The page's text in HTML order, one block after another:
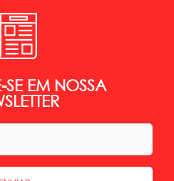
SE EM NOSSA